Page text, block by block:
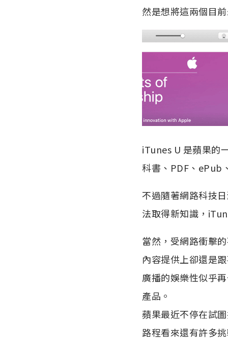
然是想將這兩個目
iTunes U 是蘋果的
科書、PDF、ePub
不過隨著網路科技
法取得新知識，
當然，受網路衝擊
內容提供上卻還是
廣播的娛樂性似乎
產品。
蘋果最近不停在試
路程看來還有許多